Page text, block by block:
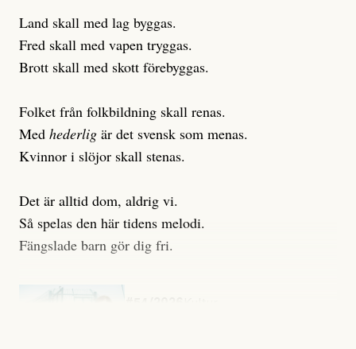
Land skall med lag byggas.
Fred skall med vapen tryggas.
Brott skall med skott förebyggas.
Folket från folkbildning skall renas.
Med hederlig är det svensk som menas.
Kvinnor i slöjor skall stenas.
Det är alltid dom, aldrig vi.
Så spelas den här tidens melodi.
Fängslade barn gör dig fri.